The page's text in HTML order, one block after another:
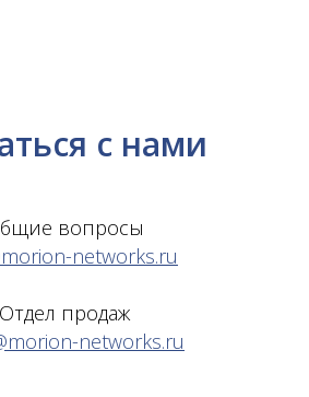
с нами
вопросы
networks.ru
Отдел продаж
networks.ru